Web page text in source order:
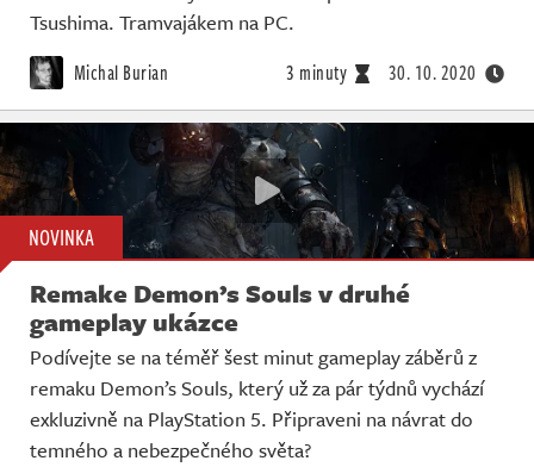
Tsushima. Tramvajákem na PC.
Michal Burian 3 minuty 30. 10. 2020
NOVINKA
Remake Demon’s Souls v druhé
gameplay ukázce
Podívejte se na téměř šest minut gameplay záběrů z
remaku Demon’s Souls, který už za pár týdnů vychází
exkluzivně na PlayStation 5. Připraveni na návrat do
temného a nebezpečného světa?